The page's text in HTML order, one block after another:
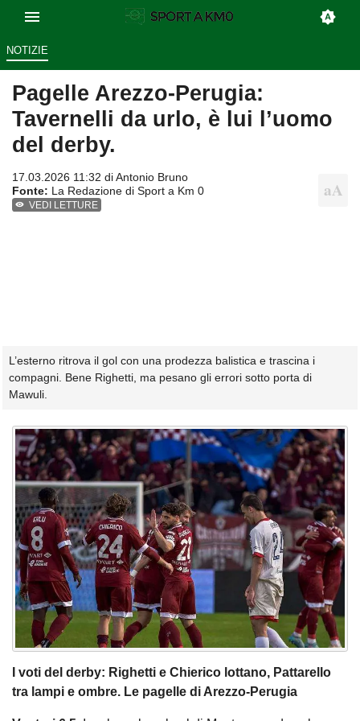
NOTIZIE
Pagelle Arezzo-Perugia:
Tavernelli da urlo, è lui l’uomo
del derby.
17.03.2026 11:32 diAntonio Bruno
Fonte: La Redazione di Sport a Km 0
VEDI LETTURE
L’esterno ritrova il gol con una prodezza balistica e trascina i
compagni. Bene Righetti, ma pesano gli errori sotto porta di
Mawuli.
I voti del derby: Righetti e Chierico lottano, Pattarello
tra lampi e ombre. Le pagelle di Arezzo-Perugia